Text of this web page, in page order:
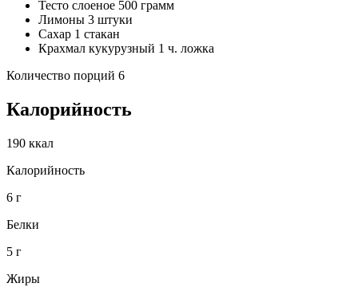
Тесто слоеное 500 грамм
Лимоны 3 штуки
Сахар 1 стакан
Крахмал кукурузный 1 ч. ложка
Количество порций 6
Калорийность
190 ккал
Калорийность
6 г
Белки
5 г
Жиры